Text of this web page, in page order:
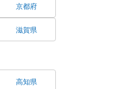
京都府
滋賀県
高知県